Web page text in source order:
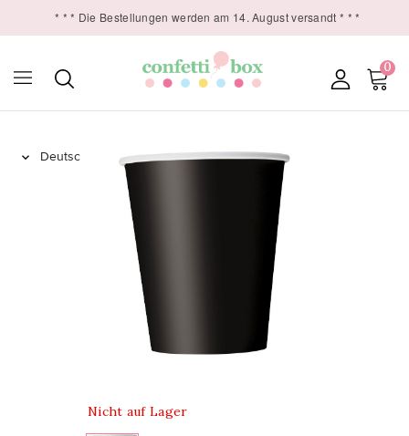
* * * Die Bestellungen werden am 14. August versandt * * *
0

Nicht auf Lager